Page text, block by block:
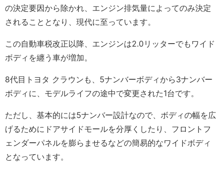
の決定要因から除かれ、エンジン排気量によってのみ決定
されることとなり、現代に至っています。
この自動車税改正以降、エンジンは2.0リッターでもワイド
ボディを纏う車が増加。
8代目トヨタ クラウンも、5ナンバーボディから3ナンバー
ボディに、モデルライフの途中で変更された1台です。
ただし、基本的には5ナンバー設計なので、ボディの幅を広
げるためにドアサイドモールを分厚くしたり、フロントフ
ェンダーパネルを膨らませるなどの簡易的なワイドボディ
となっています。